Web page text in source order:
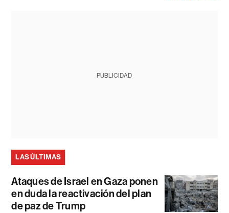
PUBLICIDAD
LAS ÚLTIMAS
Ataques de Israel en Gaza ponen
en duda la reactivación del plan
de paz de Trump